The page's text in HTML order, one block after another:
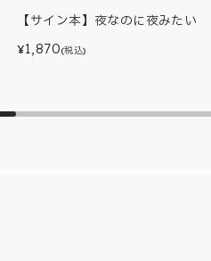
【サイン本】夜なのに夜みたい
¥1,870(税込)